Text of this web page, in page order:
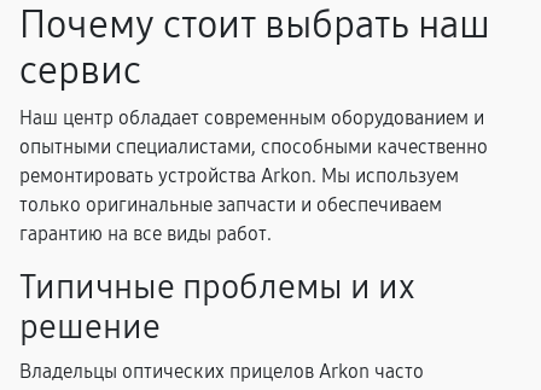
Почему стоит выбрать наш
сервис
Наш центр обладает современным оборудованием и
опытными специалистами, способными качественно
ремонтировать устройства Arkon. Мы используем
только оригинальные запчасти и обеспечиваем
гарантию на все виды работ.
Типичные проблемы и их
решение
Владельцы оптических прицелов Arkon часто